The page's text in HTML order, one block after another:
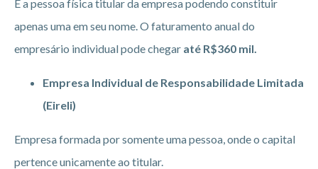
É a pessoa física titular da empresa podendo constituir
apenas uma em seu nome. O faturamento anual do
empresário individual pode chegar até R$360 mil.
Empresa Individual de Responsabilidade Limitada
(Eireli)
Empresa formada por somente uma pessoa, onde o capital
pertence unicamente ao titular.